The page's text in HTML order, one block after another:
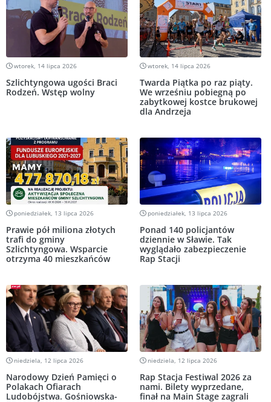
wtorek, 14 lipca 2026
Szlichtyngowa ugości Braci
Rodzeń. Wstęp wolny
wtorek, 14 lipca 2026
Twarda Piątka po raz piąty.
We wrześniu pobiegną po
zabytkowej kostce brukowej
dla Andrzeja
poniedziałek, 13 lipca 2026
Prawie pół miliona złotych
trafi do gminy
Szlichtyngowa. Wsparcie
otrzyma 40 mieszkańców
poniedziałek, 13 lipca 2026
Ponad 140 policjantów
dziennie w Sławie. Tak
wyglądało zabezpieczenie
Rap Stacji
niedziela, 12 lipca 2026
Narodowy Dzień Pamięci o
Polakach Ofiarach
Ludobójstwa. Gośniowska-
niedziela, 12 lipca 2026
Rap Stacja Festiwal 2026 za
nami. Bilety wyprzedane,
finał na Main Stage zagrali